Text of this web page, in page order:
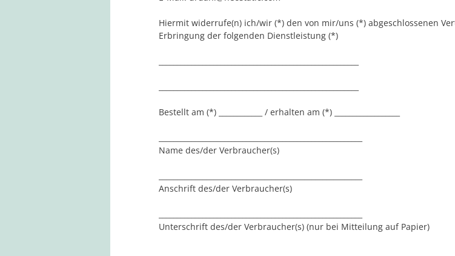
Hiermit widerrufe(n) ich/wir (*) den von mir/uns (*) abgeschlossenen
Erbringung der folgenden Dienstleistung (*)
Bestellt am (*) ____________ / erhalten am (*) __________________
Name des/der Verbraucher(s)
Anschrift des/der Verbraucher(s)
Unterschrift des/der Verbraucher(s) (nur bei Mitteilung auf Papier)